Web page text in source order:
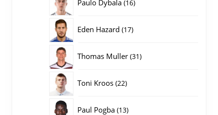
Paulo Dybala 16
Eden Hazard 1717
Thomas Muller 3131
Toni Kroos 2222
Paul Pogba 1313